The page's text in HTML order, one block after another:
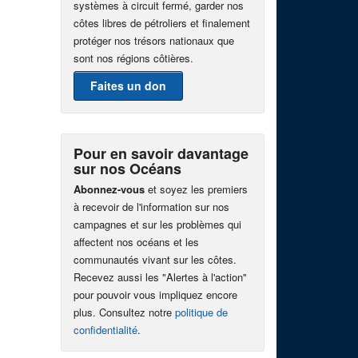
systèmes à circuit fermé, garder nos
côtes libres de pétroliers et finalement
protéger nos trésors nationaux que
sont nos régions côtières.
Faites un don
Pour en savoir davantage
sur nos Océans
Abonnez-vous et soyez les premiers
à recevoir de l'information sur nos
campagnes et sur les problèmes qui
affectent nos océans et les
communautés vivant sur les côtes.
Recevez aussi les "Alertes à l'action"
pour pouvoir vous impliquez encore
plus. Consultez notre politique de
confidentialité.